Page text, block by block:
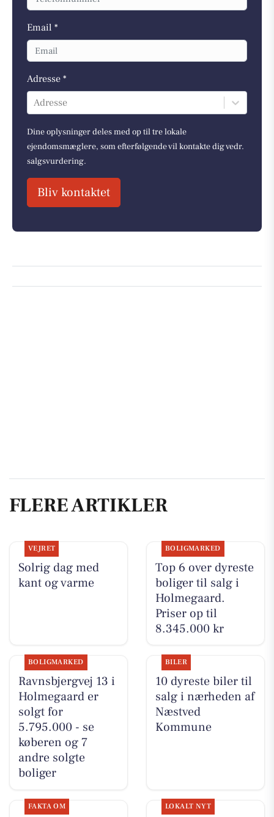
Email *
Adresse *
Adresse
Dine oplysninger deles med op til tre lokale
ejendomsmæglere, som efterfølgende vil kontakte dig vedr.
salgsvurdering.
Bliv kontaktet
FLERE ARTIKLER
VEJRET
Solrig dag med
kant og varme
BOLIGMARKED
Top 6 over dyreste
boliger til salg i
Holmegaard.
Priser op til
8.345.000 kr
BOLIGMARKED
Ravnsbjergvej 13 i
Holmegaard er
solgt for
5.795.000 - se
køberen og 7
andre solgte
boliger
BILER
10 dyreste biler til
salg i nærheden af
Næstved
Kommune
FAKTA OM LOKALT NYT